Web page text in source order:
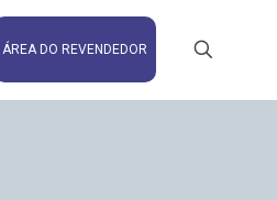
ÁREA DO REVENDEDOR